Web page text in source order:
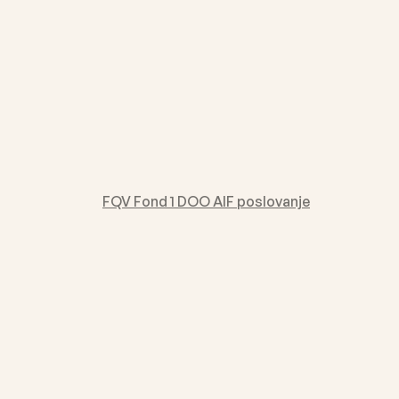
FQV Fond 1 DOO AIF poslovanje